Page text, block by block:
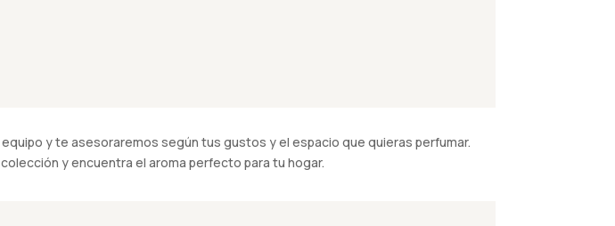
y te asesoraremos según tus gustos y el espacio que quieras perfumar.
y encuentra el aroma perfecto para tu hogar.